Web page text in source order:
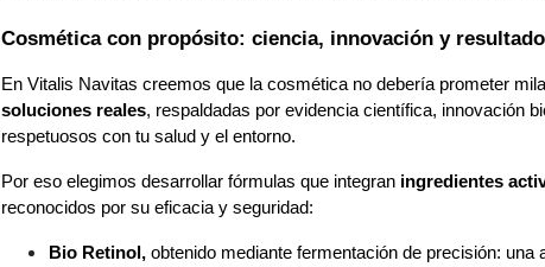
Cosmética con propósito: ciencia, innovación y
En Vitalis Navitas creemos que la cosmética no debería prometer
soluciones reales, respaldadas por evidencia científica, innovación
respetuosos con tu salud y el entorno.
Por eso elegimos desarrollar fórmulas que integran ingredientes
reconocidos por su eficacia y seguridad:
Bio Retinol, obtenido mediante fermentación de precisión: una